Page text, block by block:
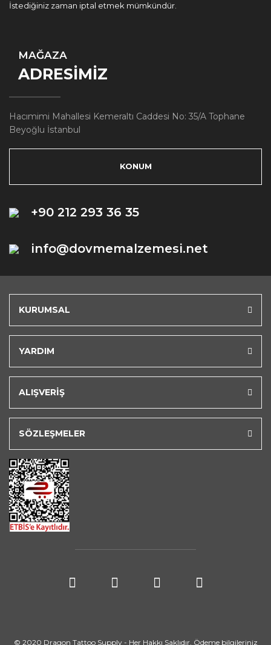
İstediğiniz zaman iptal etmek mümkündür.
MAĞAZA
ADRESİMİZ
Hacımimi Mahallesi Kemeraltı Caddesi No: 35/A Tophane
Beyoğlu İstanbul
KONUM
+90 212 293 36 35
info@dovmemalzemesi.net
KURUMSAL
YARDIM
ALIŞVERİŞ
SÖZLEŞMELER
© 2020 Dragon Tattoo Supply - Her Hakkı Saklıdır. Ödeme bilgileriniz